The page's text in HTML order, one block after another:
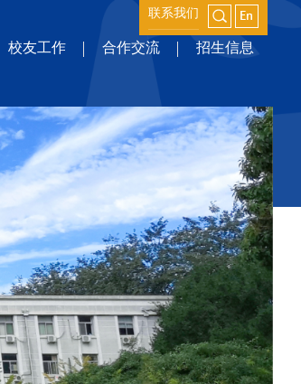
联系我们
校友工作 合作交流 招生信息